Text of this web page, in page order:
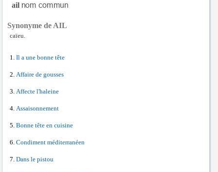
ail
Synonyme de AIL
caïeu.
Il a une bonne tête
Affaire de gousses
Affecte l'haleine
Assaisonnement
Bonne tête en cuisine
Condiment méditerranéen
Dans le pistou